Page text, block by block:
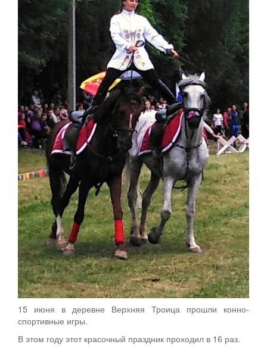
15 июня в деревне Верхняя Троица прошли конно-
спортивные игры.
В этом году этот красочный праздник проходил в 16 раз.